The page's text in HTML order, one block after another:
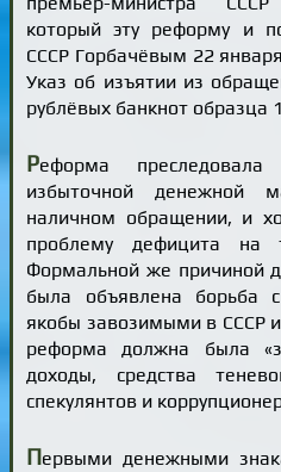
который эту реформу и
СССР Горбачёвым 22
Указ об изъятии из
рублёвых банкнот образца
Реформа
избыточной денежной
наличном обращении, и
проблему дефицита на
Формальной же причиной
была объявлена борьба
якобы завозимыми в СССР
реформа должна была
доходы, средства
спекулянтов и
Первыми денежными